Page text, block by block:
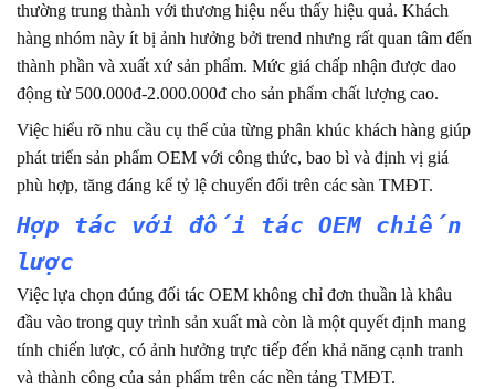
thường trung thành với thương hiệu nếu thấy hiệu quả. Khách
hàng nhóm này ít bị ảnh hưởng bởi trend nhưng rất quan tâm đến
thành phần và xuất xứ sản phẩm. Mức giá chấp nhận được dao
động từ 500.000đ-2.000.000đ cho sản phẩm chất lượng cao.
Việc hiểu rõ nhu cầu cụ thể của từng phân khúc khách hàng giúp
phát triển sản phẩm OEM với công thức, bao bì và định vị giá
phù hợp, tăng đáng kể tỷ lệ chuyển đổi trên các sàn TMĐT.
Hợp tác với đối tác OEM chiến
lược
Việc lựa chọn đúng đối tác OEM không chỉ đơn thuần là khâu
đầu vào trong quy trình sản xuất mà còn là một quyết định mang
tính chiến lược, có ảnh hưởng trực tiếp đến khả năng cạnh tranh
và thành công của sản phẩm trên các nền tảng TMĐT.